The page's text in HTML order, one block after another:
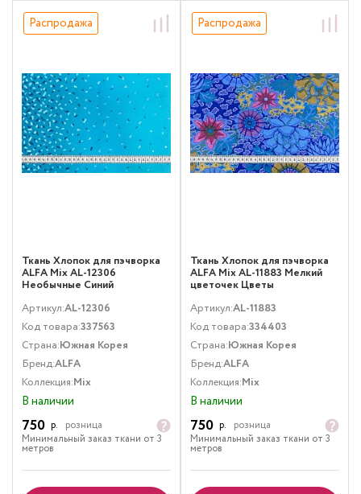
Распродажа
Ткань Хлопок для пэчворка
ALFA Mix AL-12306
Необычные Синий
Артикул:AL-12306
Код товара:337563
Страна:Южная Корея
Бренд:ALFA
Коллекция:Mix
В наличии
750 р.
розница
Минимальный заказ ткани от 3
метров
Распродажа
Ткань Хлопок для пэчворка
ALFA Mix AL-11883 Мелкий
цветочек Цветы
Артикул:AL-11883
Код товара:334403
Страна:Южная Корея
Бренд:ALFA
Коллекция:Mix
В наличии
750 р.
розница
Минимальный заказ ткани от 3
метров